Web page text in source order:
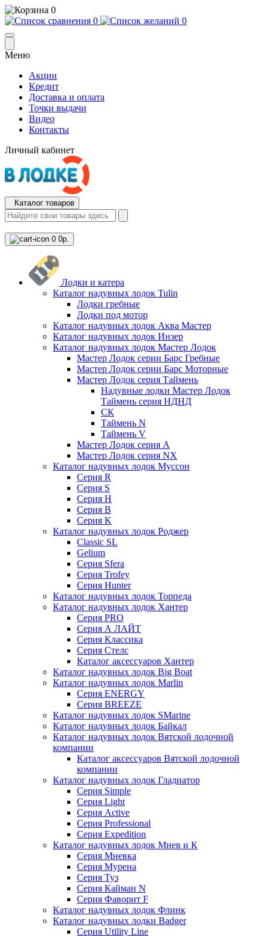
0
0
0
Меню
Акции
Кредит
Доставка и оплата
Точки выдачи
Видео
Контакты
Личный кабинет
Каталог товаров
0 0р.
Лодки и катера
Каталог надувных лодок Tulin
Лодки гребные
Лодки под мотор
Каталог надувных лодок Аква Мастер
Каталог надувных лодок Инзер
Каталог надувных лодок Мастер Лодок
Мастер Лодок серии Барс Гребные
Мастер Лодок серии Барс Моторные
Мастер Лодок серия Таймень
Надувные лодки Мастер Лодок
Таймень серия НДНД
СК
Таймень N
Таймень V
Мастер Лодок серия А
Мастер Лодок серия NX
Каталог надувных лодок Муссон
Серия R
Серия S
Серия H
Серия B
Серия K
Каталог надувных лодок Роджер
Classic SL
Gelium
Серия Sfera
Серия Trofey
Серия Hunter
Каталог надувных лодок Торпеда
Каталог надувных лодок Хантер
Серия PRO
Серия А ЛАЙТ
Серия Классика
Серия Стелс
Каталог аксессуаров Хантер
Каталог надувных лодок Big Boat
Каталог надувных лодок Marlin
Серия ENERGY
Серия BREEZE
Каталог надувных лодок SMarine
Каталог надувных лодок Байкал
Каталог надувных лодок Вятской лодочной
компании
Каталог аксессуаров Вятской лодочной
компании
Каталог надувных лодок Гладиатор
Серия Simple
Серия Light
Серия Active
Серия Professional
Серия Expedition
Каталог надувных лодок Мнев и К
Серия Мневка
Серия Мурена
Серия Туз
Серия Кайман N
Серия Фаворит F
Каталог надувных лодок Флинк
Каталог надувных лодки Badger
Серия Utility Line